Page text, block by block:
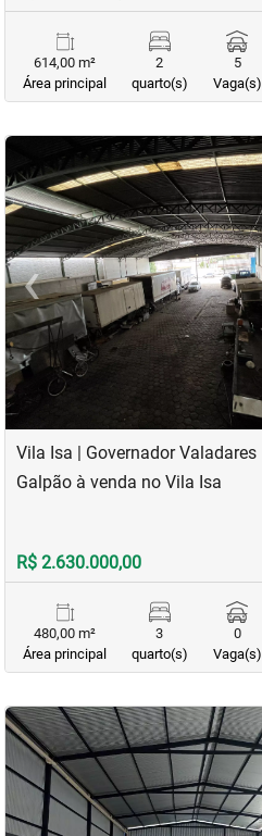
614,00 m²
Área principal
2
quarto(s)
5
Vaga(s)
<
‹Previous
Vila Isa | Governador Valadares
Galpão à venda no Vila Isa
R$ 2.630.000,00
480,00 m²
Área principal
3
quarto(s)
0
Vaga(s)
<<